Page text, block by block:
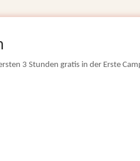
3 Stunden gratis in der Erste